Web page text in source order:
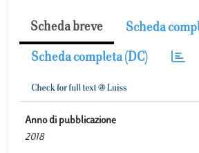
Scheda breve Scheda
Scheda completa (DC)
Anno di pubblicazione
2018